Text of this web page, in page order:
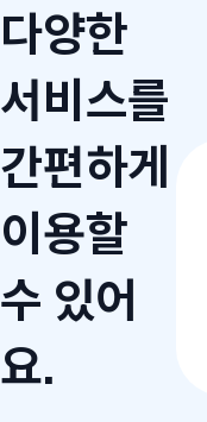
다양한
서비스를
간편하게
이용할
수 있어
요.